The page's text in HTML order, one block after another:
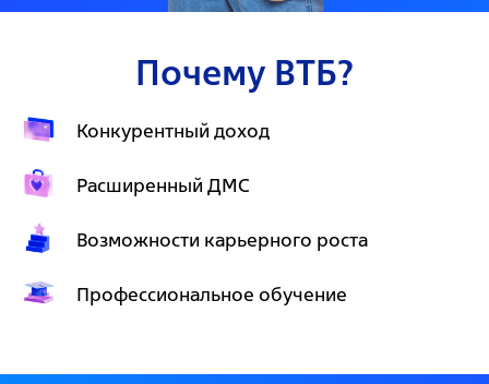
Почему ВТБ?
Конкурентный доход
Расширенный ДМС
Возможности карьерного роста
Профессиональное обучение